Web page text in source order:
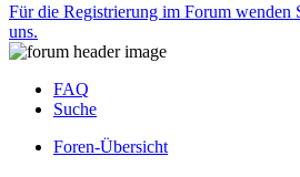
Für die Registrierung im Forum wenden
uns.
FAQ
Suche
Foren-Übersicht